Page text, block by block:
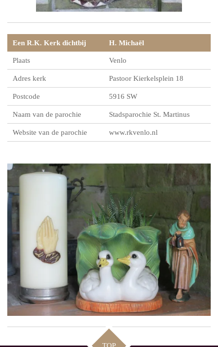
Een R.K. Kerk dichtbij H. Michaël
Plaats Venlo
Adres kerk Pastoor Kierkelsplein 18
Postcode 5916 SW
Naam van de parochie Stadsparochie St. Martinus
Website van de parochie www.rkvenlo.nl
TOP